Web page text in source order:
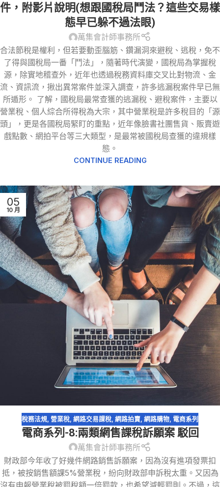
件，附影片說明(想跟國稅局鬥法？這些交易樣
態早已躲不過法眼)
萬集會計師事務所
合法節稅是權利，但若要動歪腦筋、鑽漏洞來避稅、逃稅，免不
了得與國稅局一番「鬥法」，隨著時代演變，國稅局為掌握稅
源，除實地稽查外，近年也透過稅務資料庫交叉比對物流、金
流、資訊流，揪出異常案件並深入調查，許多逃漏稅案件早已無
所遁形。 了解，國稅局最常查獲的逃漏稅、避稅案件，主要以
營業稅、個人綜合所得稅為大宗，其中營業稅是許多稅目的「源
頭」，更是各國稅局緊盯的重點，近年像臉書社團售貨、販賣遊
戲點數、網拍平台等三大類型，是最常被國稅局查獲的違規樣
態。
CONTINUE READING
05
10 月
稅務法規, 營業稅, 網路交易課稅, 網路拍賣, 網路購物, 電商系列
電商系列-8:兩類網售課稅訴願案 駁回
萬集會計師事務所
財政部今年收了好幾件網路銷售訴願案，因為沒有進項發票扣
抵，被按銷售額課5%營業稅，紛向財政部申訴稅太重。又因為